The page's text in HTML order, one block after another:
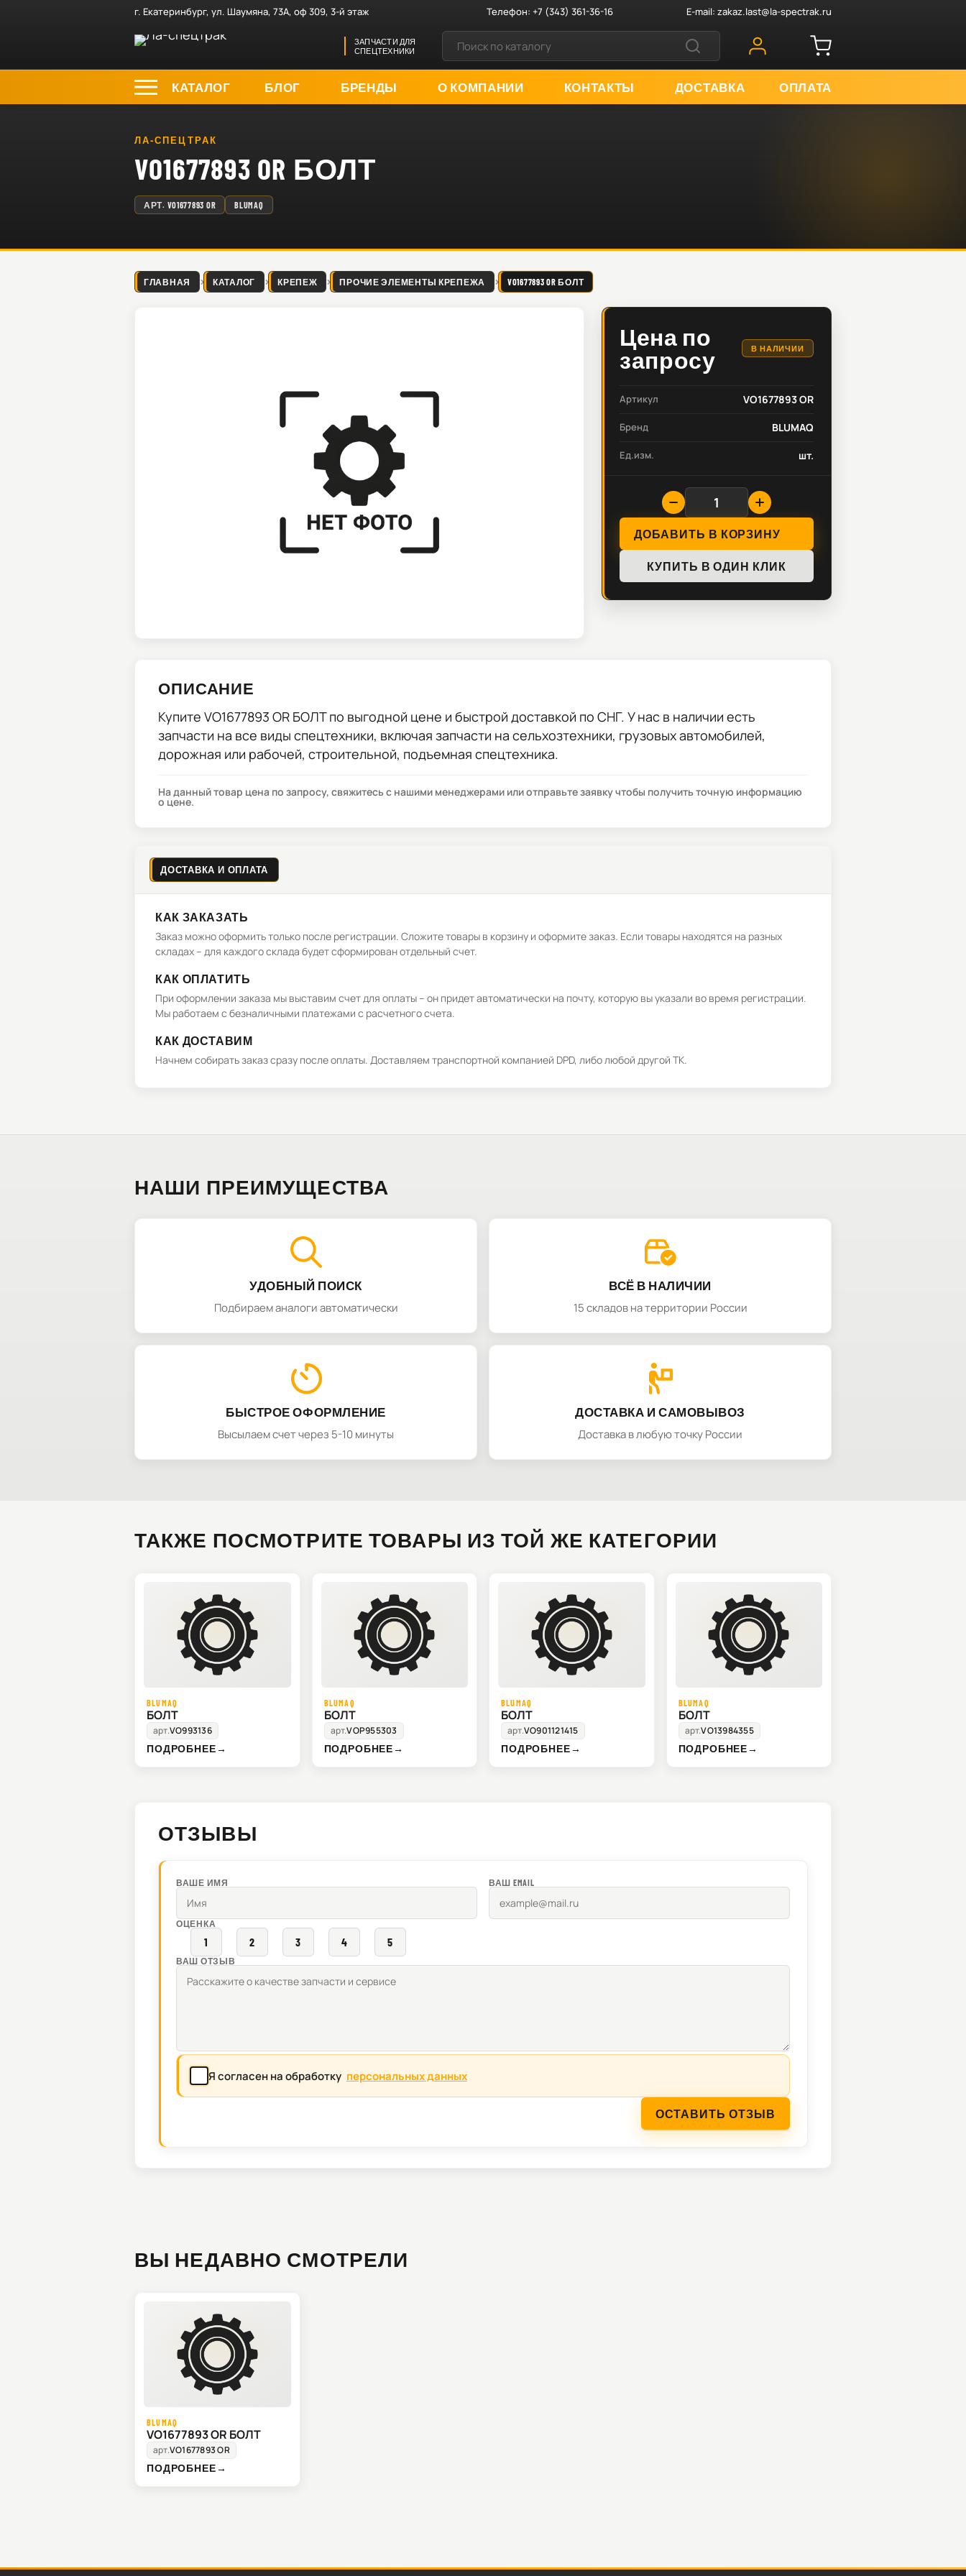
г. Екатеринбург, ул. Шаумяна, 73А, оф 309, 3-й этаж Телефон:+7 (343) 361-36-16 E-mail: zakaz.last@la-spectrak.ru
ЗАПЧАСТИ ДЛЯ
СПЕЦТЕХНИКИ
КАТАЛОГ БЛОГ БРЕНДЫ О КОМПАНИИ КОНТАКТЫ ДОСТАВКА ОПЛАТА
ЛА-СПЕЦТРАК
VO1677893 OR БОЛТ
АРТ. VO1677893 OR BLUMAQ
ГЛАВНАЯ КАТАЛОГ КРЕПЕЖ ПРОЧИЕ ЭЛЕМЕНТЫ КРЕПЕЖА VO1677893 OR БОЛТ
Цена по
запросу
В НАЛИЧИИ
Артикул VO1677893 OR
Бренд BLUMAQ
Ед.изм. шт.
ДОБАВИТЬ В КОРЗИНУ
КУПИТЬ В ОДИН КЛИК
ОПИСАНИЕ
Купите VO1677893 OR БОЛТпо выгодной цене и быстрой доставкой по СНГ. У нас в наличии есть
запчасти на все виды спецтехники, включая запчасти на сельхозтехники, грузовых автомобилей,
дорожная или рабочей, строительной, подъемная спецтехника.
На данный товар цена по запросу, свяжитесь с нашими менеджерами или отправьте заявку чтобы получить точную информацию
о цене.
ДОСТАВКА И ОПЛАТА
КАК ЗАКАЗАТЬ
Заказ можно оформить только после регистрации. Сложите товары в корзину и оформите заказ. Если товары находятся на разных
складах – для каждого склада будет сформирован отдельный счет.
КАК ОПЛАТИТЬ
При оформлении заказа мы выставим счет для оплаты – он придет автоматически на почту, которую вы указали во время регистрации.
Мы работаем с безналичными платежами с расчетного счета.
КАК ДОСТАВИМ
Начнем собирать заказ сразу после оплаты. Доставляем транспортной компанией DPD, либо любой другой ТК.
НАШИ ПРЕИМУЩЕСТВА
УДОБНЫЙ ПОИСК
Подбираем аналоги автоматически
ВСЁ В НАЛИЧИИ
15 складов на территории России
БЫСТРОЕ ОФОРМЛЕНИЕ
Высылаем счет через 5-10 минуты
ДОСТАВКА И САМОВЫВОЗ
Доставка в любую точку России
ТАКЖЕ ПОСМОТРИТЕ ТОВАРЫ ИЗ ТОЙ ЖЕ КАТЕГОРИИ
BLUMAQ
БОЛТ
арт.VO993136
ПОДРОБНЕЕ→
BLUMAQ
БОЛТ
арт.VOP955303
ПОДРОБНЕЕ→
BLUMAQ
БОЛТ
арт.VO901121415
ПОДРОБНЕЕ→
BLUMAQ
БОЛТ
арт.VO13984355
ПОДРОБНЕЕ→
ОТЗЫВЫ
ВАШЕ ИМЯ ВАШ EMAIL
ОЦЕНКА
1 2 3 4 5
ВАШ ОТЗЫВ
Я согласен на обработку персональных данных
ОСТАВИТЬ ОТЗЫВ
ВЫ НЕДАВНО СМОТРЕЛИ
BLUMAQ
VO1677893 OR БОЛТ
арт.VO1677893 OR
ПОДРОБНЕЕ→